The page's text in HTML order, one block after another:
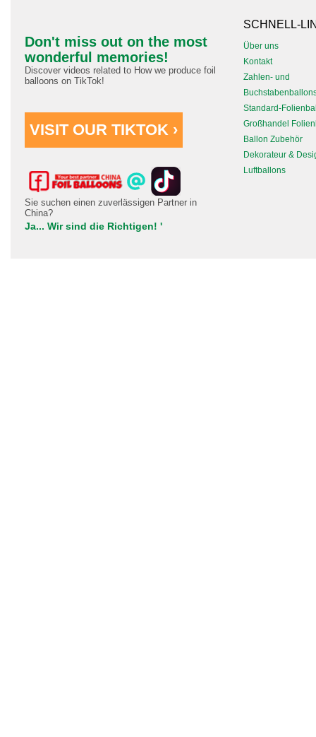
Don't miss out on the most
wonderful memories!
Discover videos related to How we produce foil
balloons on TikTok!
VISIT OUR TIKTOK ›
Sie suchen einen zuverlässigen Partner in
China?
Ja... Wir sind die Richtigen! '
SCHNELL-
Über uns
Kontakt
Zahlen- und
Standard-
Großhandel
Ballon Zubehör
Dekorateur &
Luftballons